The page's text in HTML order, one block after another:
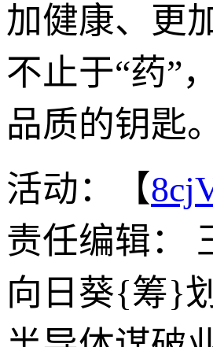
加健康、更
不止于“药”
品质的钥匙。
活动：【
责任编辑：
向日葵{筹}